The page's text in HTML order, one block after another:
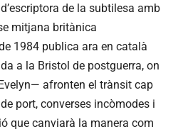
de la subtilesa amb
mitjana britànica
1984 publica ara en català
a la Bristol de postguerra, on
afronten el trànsit cap
port, converses incòmodes i
que canviarà la manera com